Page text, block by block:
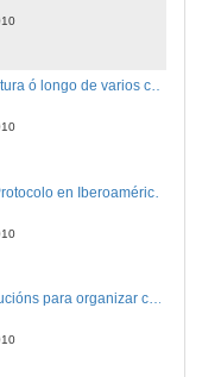
Protocolo e cultura ó longo de varios continentes no siglo XXI
Técnicas e solucións para organizar congresos internacionais